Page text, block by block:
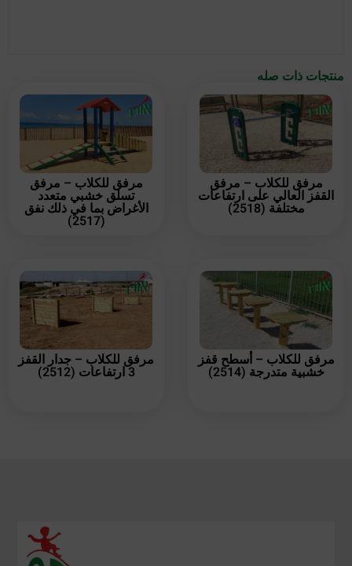
منتجات ذات صله
مرفق للكلاب – مرفق
القفز العالي على ارتفاعات
مختلفة (2518)
مرفق للكلاب – مرفق
تسلق خشبي متعدد
الأغراض بما في ذلك نفق
(2517)
مرفق للكلاب – أسطح قفز
خشبية متدرجة (2514)
مرفق للكلاب – جدار القفز
3 ارتفاعات (2512)